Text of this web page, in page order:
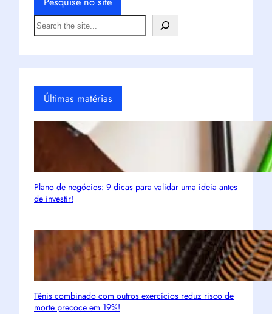
S
e
h
Últimas matérias
Plano de negócios: 9 dicas para validar uma ideia antes
de investir!
Tênis combinado com outros exercícios reduz risco de
morte precoce em 19%!